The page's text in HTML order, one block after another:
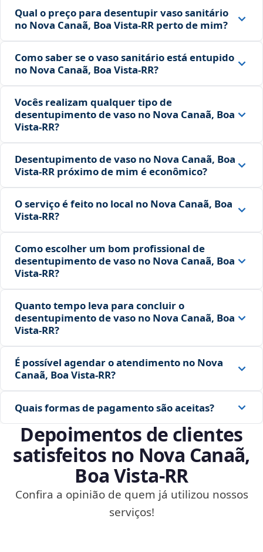
Qual o preço para desentupir vaso sanitário
no Nova Canaã, Boa Vista‑RR perto de mim?
Como saber se o vaso sanitário está entupido
no Nova Canaã, Boa Vista‑RR?
Vocês realizam qualquer tipo de
desentupimento de vaso no Nova Canaã, Boa
Vista‑RR?
Desentupimento de vaso no Nova Canaã, Boa
Vista‑RR próximo de mim é econômico?
O serviço é feito no local no Nova Canaã, Boa
Vista‑RR?
Como escolher um bom profissional de
desentupimento de vaso no Nova Canaã, Boa
Vista‑RR?
Quanto tempo leva para concluir o
desentupimento de vaso no Nova Canaã, Boa
Vista‑RR?
É possível agendar o atendimento no Nova
Canaã, Boa Vista‑RR?
Quais formas de pagamento são aceitas?
Depoimentos de clientes
satisfeitos no Nova Canaã,
Boa Vista‑RR
Confira a opinião de quem já utilizou nossos
serviços!